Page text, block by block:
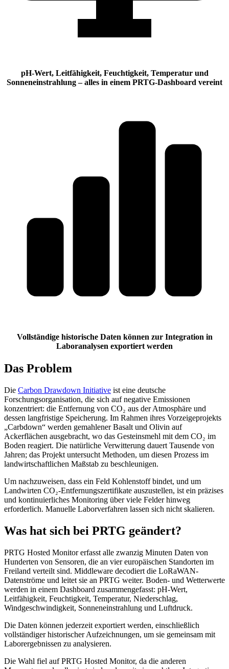
pH-Wert, Leitfähigkeit, Feuchtigkeit, Temperatur und
Sonneneinstrahlung – alles in einem PRTG-Dashboard vereint
Vollständige historische Daten können zur Integration in
Laboranalysen exportiert werden
Das Problem
Die Carbon Drawdown Initiative ist eine deutsche
Forschungsorganisation, die sich auf negative Emissionen
konzentriert: die Entfernung von CO₂ aus der Atmosphäre und
dessen langfristige Speicherung. Im Rahmen ihres Vorzeigeprojekts
„Carbdown“ werden gemahlener Basalt und Olivin auf
Ackerflächen ausgebracht, wo das Gesteinsmehl mit dem CO₂ im
Boden reagiert. Die natürliche Verwitterung dauert Tausende von
Jahren; das Projekt untersucht Methoden, um diesen Prozess im
landwirtschaftlichen Maßstab zu beschleunigen.
Um nachzuweisen, dass ein Feld Kohlenstoff bindet, und um
Landwirten CO₂-Entfernungszertifikate auszustellen, ist ein präzises
und kontinuierliches Monitoring über viele Felder hinweg
erforderlich. Manuelle Laborverfahren lassen sich nicht skalieren.
Was hat sich bei PRTG geändert?
PRTG Hosted Monitor erfasst alle zwanzig Minuten Daten von
Hunderten von Sensoren, die an vier europäischen Standorten im
Freiland verteilt sind. Middleware decodiert die LoRaWAN-
Datenströme und leitet sie an PRTG weiter. Boden- und Wetterwerte
werden in einem Dashboard zusammengefasst: pH-Wert,
Leitfähigkeit, Feuchtigkeit, Temperatur, Niederschlag,
Windgeschwindigkeit, Sonneneinstrahlung und Luftdruck.
Die Daten können jederzeit exportiert werden, einschließlich
vollständiger historischer Aufzeichnungen, um sie gemeinsam mit
Laborergebnissen zu analysieren.
Die Wahl fiel auf PRTG Hosted Monitor, da die anderen